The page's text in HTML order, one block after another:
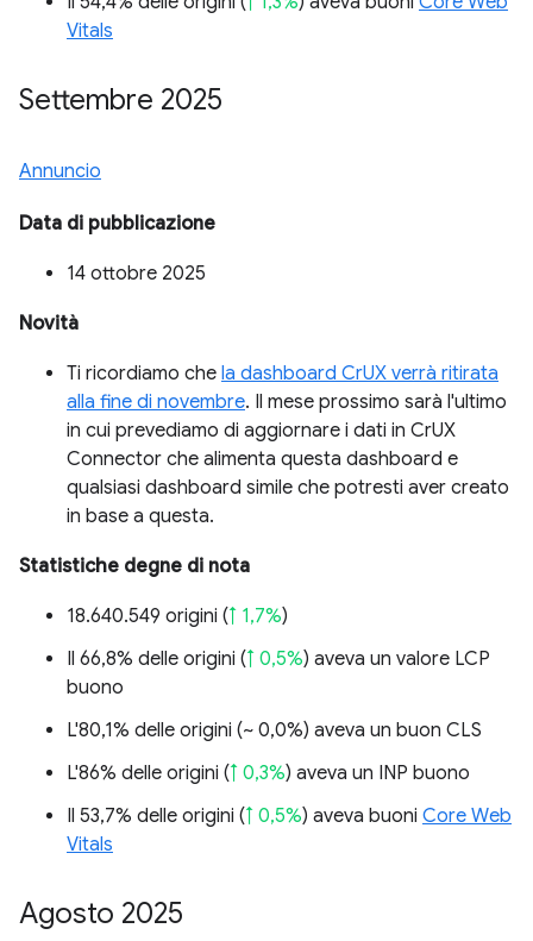
Vitals
Settembre 2025
Annuncio
Data di pubblicazione
14 ottobre 2025
Novità
Ti ricordiamo che la dashboard CrUX verrà ritirata
alla fine di novembre. Il mese prossimo sarà l'ultimo
in cui prevediamo di aggiornare i dati in CrUX
Connector che alimenta questa dashboard e
qualsiasi dashboard simile che potresti aver creato
in base a questa.
Statistiche degne di nota
18.640.549 origini (↑ 1,7%)
Il 66,8% delle origini (↑ 0,5%) aveva un valore LCP
buono
L'80,1% delle origini (~ 0,0%) aveva un buon CLS
L'86% delle origini (↑ 0,3%) aveva un INP buono
Il 53,7% delle origini (↑ 0,5%) aveva buoni Core Web
Vitals
Agosto 2025